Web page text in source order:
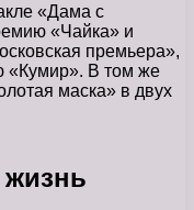
«Дама с
«Чайка» и
премьера»,
«Кумир». В том же
маска» в двух